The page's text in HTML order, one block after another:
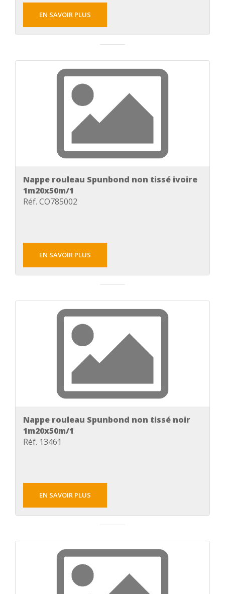
EN SAVOIR PLUS
Nappe rouleau Spunbond non tissé ivoire
1m20x50m/1
Réf. CO785002
EN SAVOIR PLUS
Nappe rouleau Spunbond non tissé noir
1m20x50m/1
Réf. 13461
EN SAVOIR PLUS